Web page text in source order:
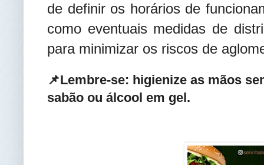
de definir os horários de
como eventuais medidas de
para minimizar os riscos de
📌Lembre-se: higienize as mãos
sabão ou álcool em gel.